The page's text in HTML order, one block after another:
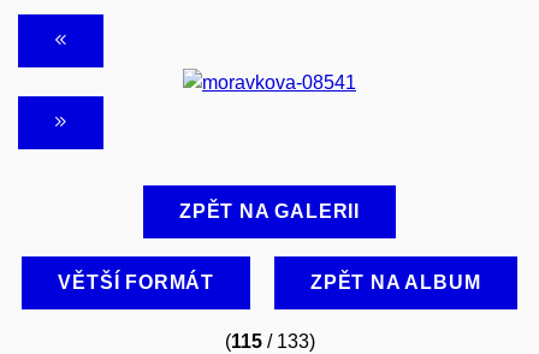
ZPĚT NA GALERII
VĚTŠÍ FORMÁT ZPĚT NA ALBUM
(115/ 133)